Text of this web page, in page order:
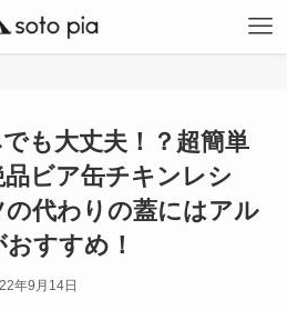
も大丈夫！？超簡単
ビア缶チキンレシ
の代わりの蓋にはアル
すすめ！
年9月14日